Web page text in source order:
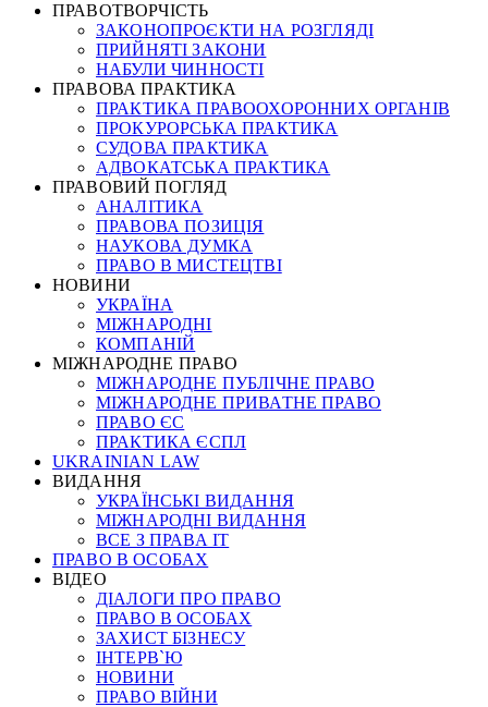
ПРАВОТВОРЧІСТЬ
ЗАКОНОПРОЄКТИ НА РОЗГЛЯДІ
ПРИЙНЯТІ ЗАКОНИ
НАБУЛИ ЧИННОСТІ
ПРАВОВА ПРАКТИКА
ПРАКТИКА ПРАВООХОРОННИХ ОРГАНІВ
ПРОКУРОРСЬКА ПРАКТИКА
СУДОВА ПРАКТИКА
АДВОКАТСЬКА ПРАКТИКА
ПРАВОВИЙ ПОГЛЯД
АНАЛІТИКА
ПРАВОВА ПОЗИЦІЯ
НАУКОВА ДУМКА
ПРАВО В МИСТЕЦТВІ
НОВИНИ
УКРАЇНА
МІЖНАРОДНІ
КОМПАНІЙ
МІЖНАРОДНЕ ПРАВО
МІЖНАРОДНЕ ПУБЛІЧНЕ ПРАВО
МІЖНАРОДНЕ ПРИВАТНЕ ПРАВО
ПРАВО ЄС
ПРАКТИКА ЄСПЛ
UKRAINIAN LAW
ВИДАННЯ
УКРАЇНСЬКІ ВИДАННЯ
МІЖНАРОДНІ ВИДАННЯ
ВСЕ З ПРАВА ІТ
ПРАВО В ОСОБАХ
ВІДЕО
ДІАЛОГИ ПРО ПРАВО
ПРАВО В ОСОБАХ
ЗАХИСТ БІЗНЕСУ
ІНТЕРВ`Ю
НОВИНИ
ПРАВО ВІЙНИ